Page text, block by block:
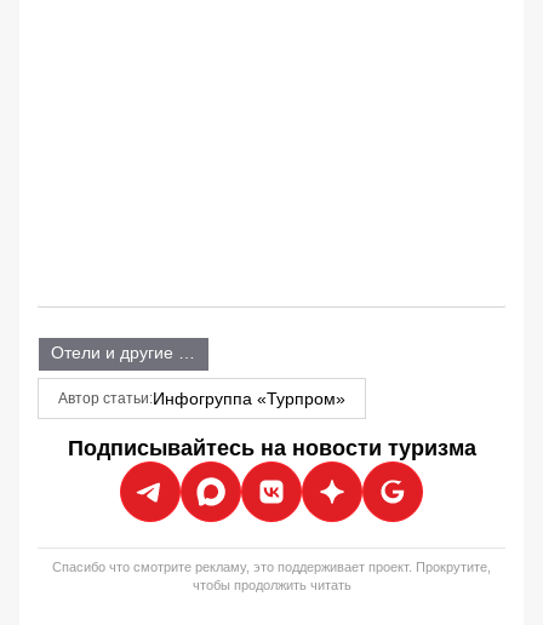
Автор статьи:Инфогруппа «Турпром»
Подписывайтесь на новости туризма
Спасибо что смотрите рекламу, это поддерживает проект. Прокрутите,
чтобы продолжить читать